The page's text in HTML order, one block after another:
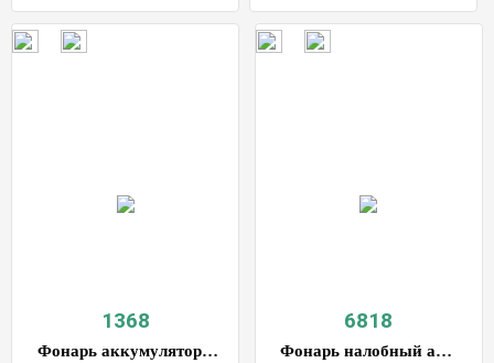
1368
Фонарь аккумуляторный светодиодный ручной
6818
Фонарь налобный аккумуляторный светодиодный мощный